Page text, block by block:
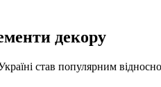
декору
став популярним